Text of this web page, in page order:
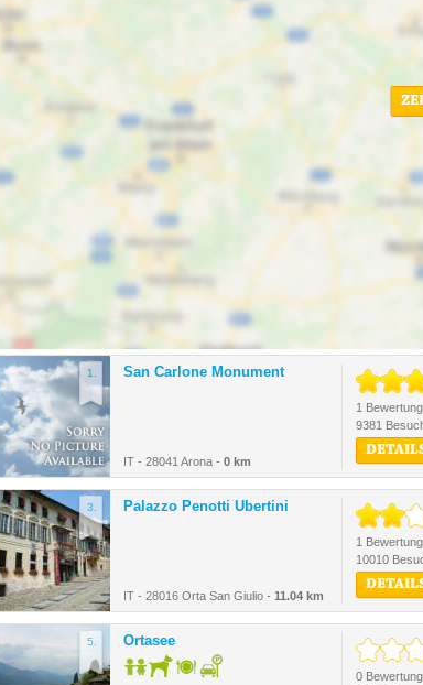
1. San Carlone Monument
IT - 28041 Arona - 0 km
1 Bewertung
9381
3. Palazzo Penotti Ubertini
IT - 28016 Orta San Giulio - 11.04 km
1 Bewertung
10010
5. Ortasee
0